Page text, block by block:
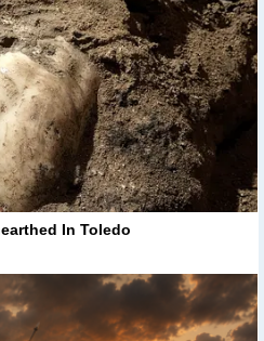
In Toledo